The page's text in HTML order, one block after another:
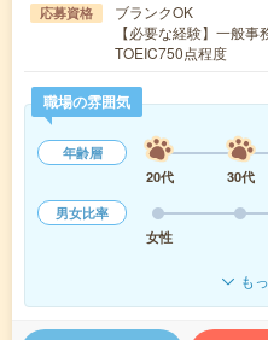
応募資格
ブランクOK
【必要な経験】一般
TOEIC750点程度
職場の雰囲気
年齢層
20代
30代
男女比率
女性
も